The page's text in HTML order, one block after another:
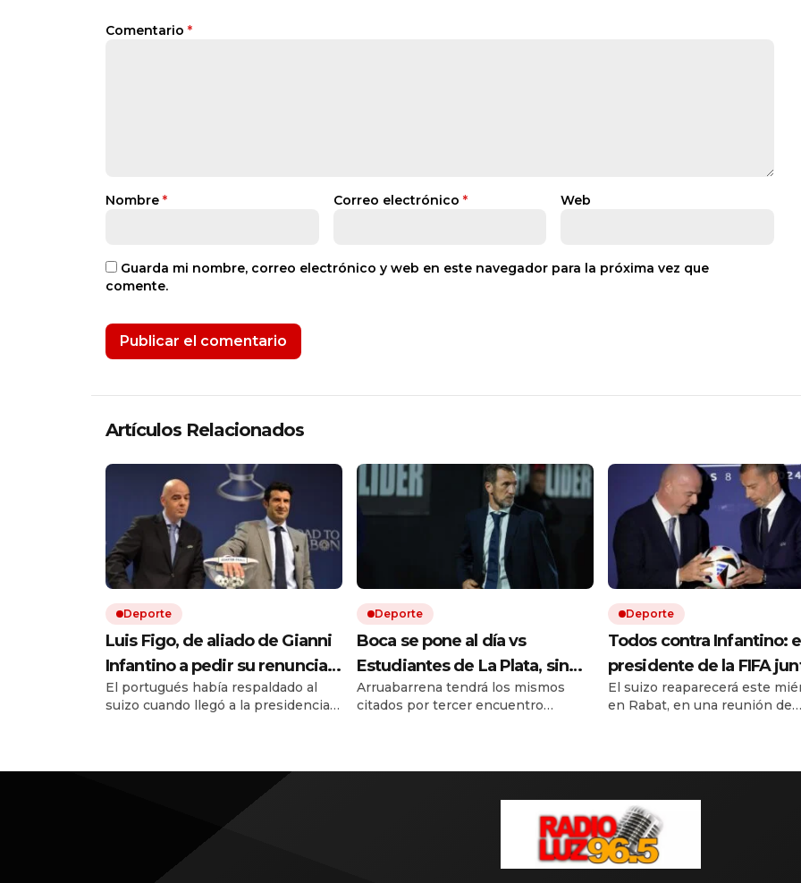
Comentario *
Nombre * Correo electrónico * Web
Guarda mi nombre, correo electrónico y web en este navegador para la próxima vez que
comente.
Artículos Relacionados
Deporte
Luis Figo, de aliado de Gianni
Infantino a pedir su renuncia:
la durísima carta que sacude a
la FIFA
El portugués había respaldado al
suizo cuando llegó a la presidencia
Allí lo acusa de una gestión egoísta y
Deporte
Boca se pone al día vs
Estudiantes de La Plata, sin
Muslera, y busca su primera
victoria en el Torneo Clausura:
Arruabarrena tendrá los mismos
citados por tercer encuentro
Deporte
Todos contra Infantino:
presidente de la FIFA
fuerzas en Marruecos,
sedes del Mundial 2026
El suizo reaparecerá este
en Rabat, en una reunión de